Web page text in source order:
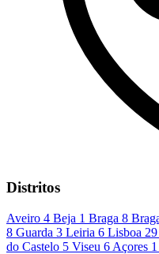
Distritos
Aveiro 4 Beja 1 Braga 8
8 Guarda 3 Leiria 6 Lisboa 29
do Castelo 5 Viseu 6 Açores 1